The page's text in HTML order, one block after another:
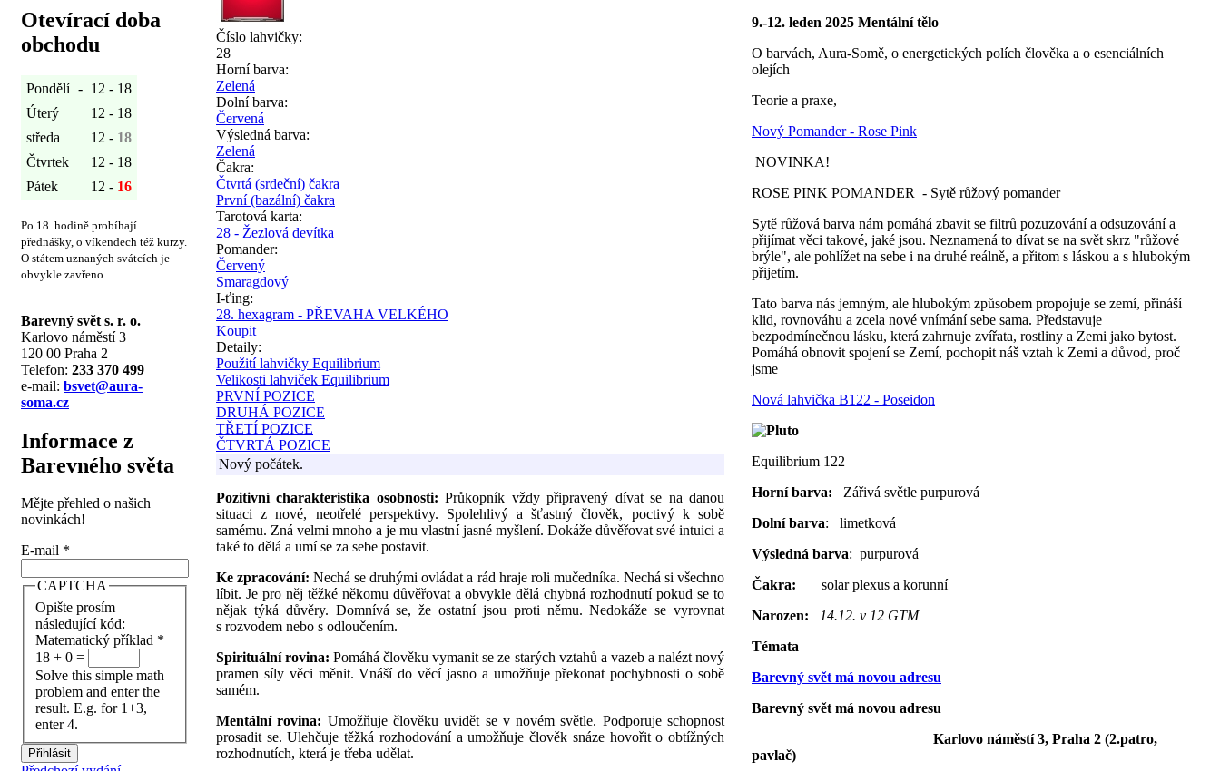
Otevírací doba
obchodu
Pondělí - 12 - 18
Úterý
12 - 18
středa
12 - 18
Čtvrtek
12 - 18
Pátek
12 - 16
Po 18. hodině probíhají
přednášky, o víkendech též kurzy.
O státem uznaných svátcích je
obvykle zavřeno.
Barevný svět s. r. o.
Karlovo náměstí 3
120 00 Praha 2
Telefon: 233 370 499
e-mail: bsvet@aura-
soma.cz
Informace z
Barevného světa
Mějte přehled o našich
novinkách!
E-mail *
CAPTCHA
Opište prosím
následující kód:
Matematický příklad *
18 + 0 =
Solve this simple math
problem and enter the
result. E.g. for 1+3,
enter 4.
Číslo lahvičky:
28
Horní barva:
Zelená
Dolní barva:
Červená
Výsledná barva:
Zelená
Čakra:
Čtvrtá (srdeční) čakra
První (bazální) čakra
Tarotová karta:
28 - Žezlová devítka
Pomander:
Červený
Smaragdový
I-ťing:
28. hexagram - PŘEVAHA VELKÉHO
Koupit
Detaily:
Použití lahvičky Equilibrium
Velikosti lahviček Equilibrium
PRVNÍ POZICE
DRUHÁ POZICE
TŘETÍ POZICE
ČTVRTÁ POZICE
Nový počátek.
Pozitivní charakteristika osobnosti:Průkopník vždy připravený dívat se na danou
situaci z nové, neotřelé perspektivy. Spolehlivý a šťastný člověk, poctivý k sobě
samému. Zná velmi mnoho a je mu vlastní jasné myšlení. Dokáže důvěřovat své intuici a
také to dělá a umí se za sebe postavit.
Ke zpracování:Nechá se druhými ovládat a rád hraje roli mučedníka. Nechá si všechno
líbit. Je pro něj těžké někomu důvěřovat a obvykle dělá chybná rozhodnutí pokud se to
nějak týká důvěry. Domnívá se, že ostatní jsou proti němu. Nedokáže se vyrovnat
s rozvodem nebo s odloučením.
Spirituální rovina:Pomáhá člověku vymanit se ze starých vztahů a vazeb a nalézt nový
pramen síly věci měnit. Vnáší do věcí jasno a umožňuje překonat pochybnosti o sobě
samém.
Mentální rovina: Umožňuje člověku uvidět se v novém světle. Podporuje schopnost
prosadit se. Ulehčuje těžká rozhodování a umožňuje člověk snáze hovořit o obtížných
rozhodnutích, která je třeba udělat.
9.-12. leden 2025 Mentální tělo
O barvách, Aura-Somě, o energetických polích člověka a o esenciálních
olejích
Teorie a praxe,
Nový Pomander - Rose Pink
NOVINKA!
ROSE PINK POMANDER - Sytě růžový pomander
Sytě růžová barva nám pomáhá zbavit se filtrů pozuzování a odsuzování a
přijímat věci takové, jaké jsou. Neznamená to dívat se na svět skrz "růžové
brýle", ale pohlížet na sebe i na druhé reálně, a přitom s láskou a s hlubokým
přijetím.
Tato barva nás jemným, ale hlubokým způsobem propojuje se zemí, přináší
klid, rovnováhu a zcela nové vnímání sebe sama. Představuje
bezpodmínečnou lásku, která zahrnuje zvířata, rostliny a Zemi jako bytost.
Pomáhá obnovit spojení se Zemí, pochopit náš vztah k Zemi a důvod, proč
jsme
Nová lahvička B122 - Poseidon
Equilibrium 122
Horní barva: Zářivá světle purpurová
Dolní barva: limetková
Výsledná barva: purpurová
Čakra: solar plexus a korunní
Narozen:
14.12. v 12 GTM
Témata
Barevný svět má novou adresu
Barevný svět má novou adresu
Karlovo náměstí 3, Praha 2 (2.patro,
pavlač)